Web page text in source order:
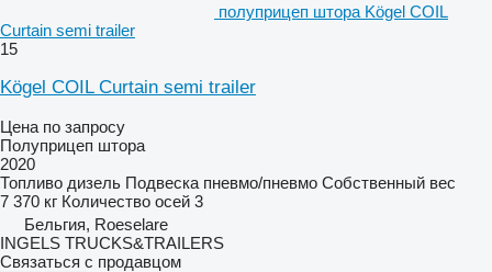
полуприцеп штора Kögel COIL
Curtain semi trailer
15
Kögel COIL Curtain semi trailer
Цена по запросу
Полуприцеп штора
2020
Топливо дизель Подвеска пневмо/пневмо Собственный вес
7 370 кг Количество осей 3
Бельгия, Roeselare
INGELS TRUCKS&TRAILERS
Связаться с продавцом